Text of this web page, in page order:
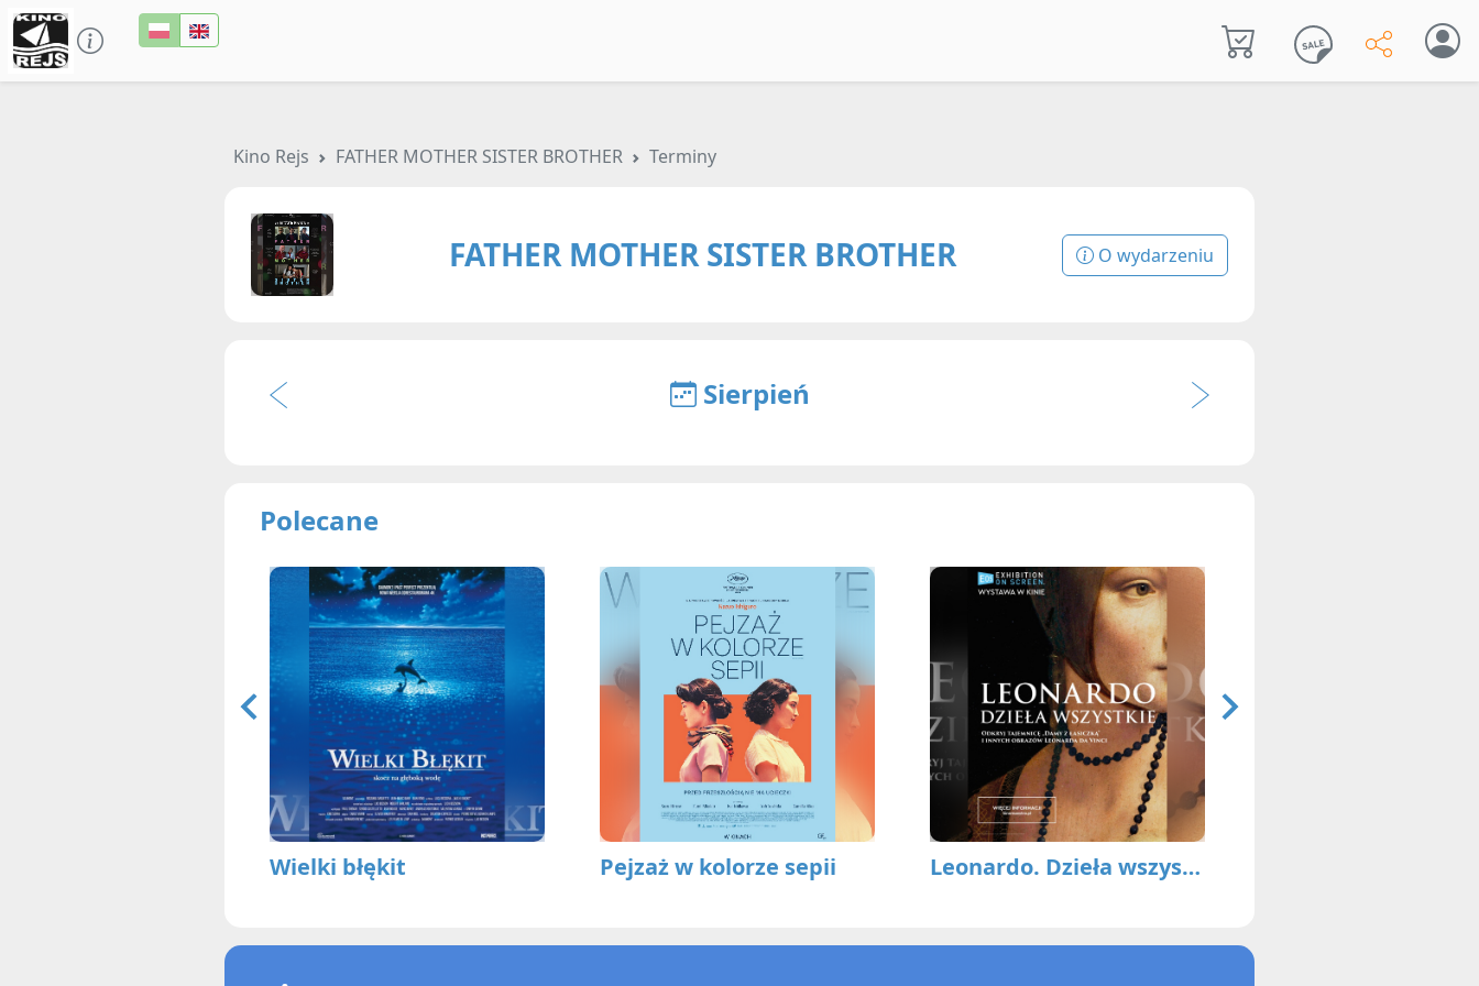
Kino Rejs FATHER MOTHER SISTER BROTHER Terminy
FATHER MOTHER SISTER BROTHER O wydarzeniu
Sierpień
Polecane
Wielki błękit Pejzaż w kolorze sepii Leonardo. Dzieła wszystkie